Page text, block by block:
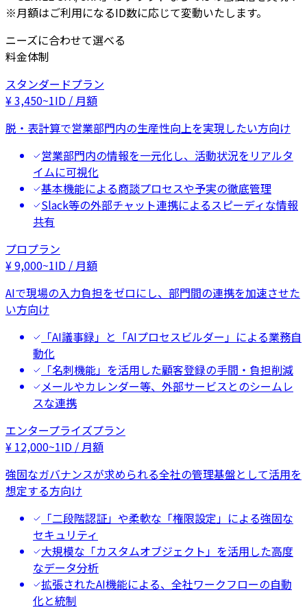
※月額はご利用になるID数に応じて変動いたします。
ニーズに合わせて選べる
料金体制
スタンダードプラン
¥3,450~1ID / 月額
脱・表計算で営業部門内の生産性向上を実現したい方向け
営業部門内の情報を一元化し、活動状況をリアルタ
イムに可視化
基本機能による商談プロセスや予実の徹底管理
Slack等の外部チャット連携によるスピーディな情報
共有
プロプラン
¥9,000~1ID / 月額
AIで現場の入力負担をゼロにし、部門間の連携を加速させた
い方向け
「AI議事録」と「AIプロセスビルダー」による業務自
動化
「名刺機能」を活用した顧客登録の手間・負担削減
メールやカレンダー等、外部サービスとのシームレ
スな連携
エンタープライズプラン
¥ 12,000~1ID / 月額
強固なガバナンスが求められる全社の管理基盤として活用を
想定する方向け
「二段階認証」や柔軟な「権限設定」による強固な
セキュリティ
大規模な「カスタムオブジェクト」を活用した高度
なデータ分析
拡張されたAI機能による、全社ワークフローの自動
化と統制